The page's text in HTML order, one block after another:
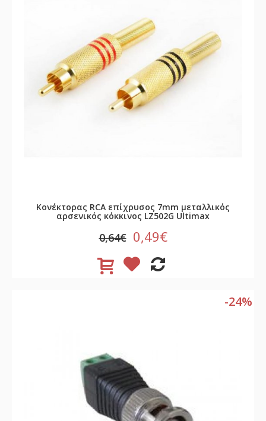
Κονέκτορας RCA επίχρυσος 7mm μεταλλικός
αρσενικός κόκκινος LZ502G Ultimax
0,64€ 0,49€
-24%